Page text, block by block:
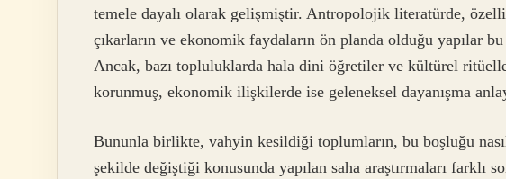
temele dayalı olarak gelişmiştir. Antropolojik literatürde,
çıkarların ve ekonomik faydaların ön planda olduğu yapılar
Ancak, bazı topluluklarda hala dini öğretiler ve kültürel
korunmuş, ekonomik ilişkilerde ise geleneksel dayanışma
Bununla birlikte, vahyin kesildiği toplumların, bu boşluğu
şekilde değiştiği konusunda yapılan saha araştırmaları farklı